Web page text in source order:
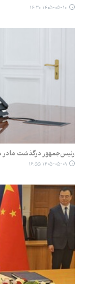
۱۴۰۵-۰۵-۱۰ ۱۶:۳۰
رئیس‌جمهور درگذشت مادر
۱۴۰۵-۰۵-۰۹ ۱۶:۵۵